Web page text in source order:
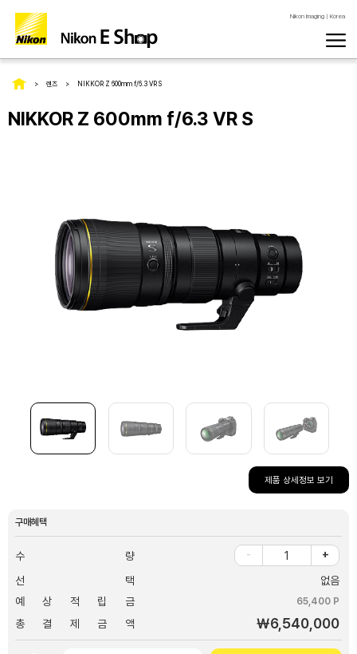
Nikon Imaging | Korea
렌즈 NIKKOR Z 600mm f/6.3 VR S
NIKKOR Z 600mm f/6.3 VR S
제품 상세정보 보기
구매혜택
수 량 - +
선 택
없음
예 상 적 립 금
65,400 P
총 결 제 금 액 ￦6,540,000